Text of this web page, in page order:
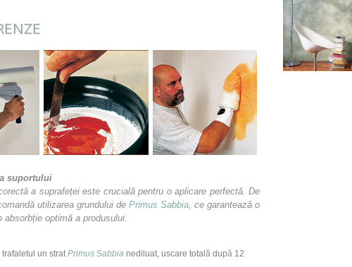
suportului
a suprafeței este crucială pentru o aplicare perfectă. De
utilizarea grundului de Primus Sabbia , ce garantează o
absorbție optimă a produsului.
un strat Primus Sabbia nediluat, uscare totală după 12